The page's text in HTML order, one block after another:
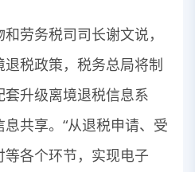
务税司司长谢文说，
税政策，税务总局将制
升级离境退税信息系
共享。“从退税申请、受
各个环节，实现电子